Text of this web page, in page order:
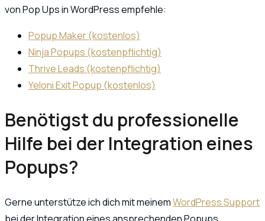
von Pop Ups in WordPress empfehle:
Popup Maker (kostenlos)
Ninja Popups (kostenpflichtig)
Thrive Leads (kostenpflichtig)
Yeloni Exit Popup (kostenlos)
Benötigst du professionelle
Hilfe bei der Integration eines
Popups?
Gerne unterstütze ich dich mit meinemWordPress Support